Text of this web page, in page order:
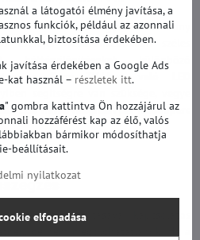
hiba elhárításának egyetlen hatékony
cseréje. Webáruházunkban széles
háttérvilágításokatkülönböző
aSony TV-khez való LED
LED háttérvilágítást pár másodperc
LED háttérvilágításával kapcsolatos
a látogatói élmény javítása, a
funkciók, például az azonnali
biztosítása érdekében.
javítása érdekében a Google Ads
kat használ – részletek itt.
" gombra kattintva Ön hozzájárul az
hozzáférést kap az élő, valós
bármikor módosíthatja
beállításait.
nyilatkozat
elfogadása